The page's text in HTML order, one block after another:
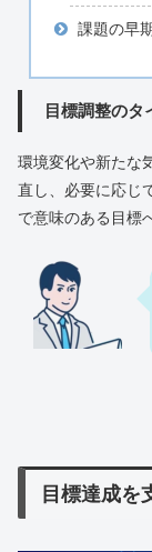
課題の早
目標調整のタ
環境変化や新たな
直し、必要に応じ
で意味のある目標
目標達成を